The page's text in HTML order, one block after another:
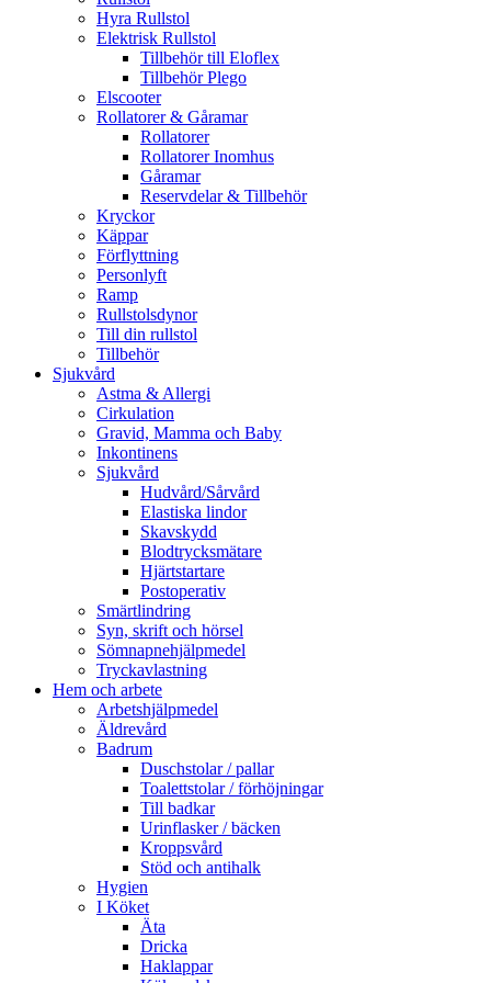
Hyra Rullstol
Elektrisk Rullstol
Tillbehör till Eloflex
Tillbehör Plego
Elscooter
Rollatorer & Gåramar
Rollatorer
Rollatorer Inomhus
Gåramar
Reservdelar & Tillbehör
Kryckor
Käppar
Förflyttning
Personlyft
Ramp
Rullstolsdynor
Till din rullstol
Tillbehör
Sjukvård
Astma & Allergi
Cirkulation
Gravid, Mamma och Baby
Inkontinens
Sjukvård
Hudvård/Sårvård
Elastiska lindor
Skavskydd
Blodtrycksmätare
Hjärtstartare
Postoperativ
Smärtlindring
Syn, skrift och hörsel
Sömnapnehjälpmedel
Tryckavlastning
Hem och arbete
Arbetshjälpmedel
Äldrevård
Badrum
Duschstolar / pallar
Toalettstolar / förhöjningar
Till badkar
Urinflasker / bäcken
Kroppsvård
Stöd och antihalk
Hygien
I Köket
Äta
Dricka
Haklappar